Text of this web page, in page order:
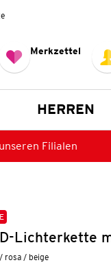
Merkzettel
HERREN
Filialen
Lichterkette
rosa / beige